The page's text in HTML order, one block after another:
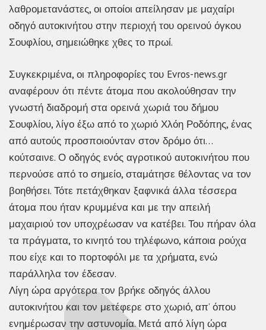
λαθρομετανάστες, οι οποίοι απείλησαν με μαχαίρι
οδηγό αυτοκινήτου στην περιοχή του ορεινού όγκου
Σουφλίου, σημειώθηκε χθες το πρωί.
Συγκεκριμένα, οι πληροφορίες του Evros-news.gr
αναφέρουν ότι πέντε άτομα που ακολούθησαν την
γνωστή διαδρομή στα ορεινά χωριά του δήμου
Σουφλίου, λίγο έξω από το χωριό Χλόη Ροδόπης, ένας
από αυτούς προσποιούνταν στον δρόμο ότι…
κούτσαινε. Ο οδηγός ενός αγροτικού αυτοκινήτου που
περνούσε από το σημείο, σταμάτησε θέλοντας να τον
βοηθήσει. Τότε πετάχθηκαν ξαφνικά άλλα τέσσερα
άτομα που ήταν κρυμμένα και με την απειλή
μαχαιριού τον υποχρέωσαν να κατέβει. Του πήραν όλα
τα πράγματα, το κινητό του τηλέφωνο, κάποια ρούχα
που είχε και το πορτοφόλι με τα χρήματα, ενώ
παράλληλα τον έδεσαν.
Λίγη ώρα αργότερα τον βρήκε οδηγός άλλου
αυτοκινήτου και τον μετέφερε στο χωριό, απ’ όπου
ενημέρωσαν την αστυνομία. Μετά από λίγη ώρα